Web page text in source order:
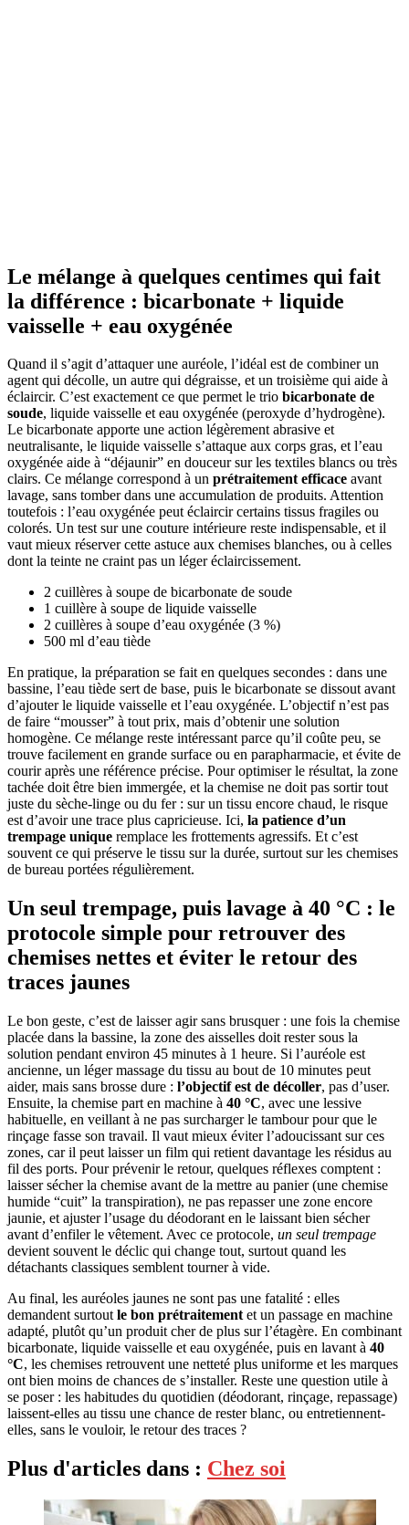
Le mélange à quelques centimes qui fait
la différence : bicarbonate + liquide
vaisselle + eau oxygénée
Quand il s’agit d’attaquer une auréole, l’idéal est de combiner un
agent qui décolle, un autre qui dégraisse, et un troisième qui aide à
éclaircir. C’est exactement ce que permet le trio bicarbonate de
soude, liquide vaisselle et eau oxygénée (peroxyde d’hydrogène).
Le bicarbonate apporte une action légèrement abrasive et
neutralisante, le liquide vaisselle s’attaque aux corps gras, et l’eau
oxygénée aide à “déjaunir” en douceur sur les textiles blancs ou très
clairs. Ce mélange correspond à un prétraitement efficace avant
lavage, sans tomber dans une accumulation de produits. Attention
toutefois : l’eau oxygénée peut éclaircir certains tissus fragiles ou
colorés. Un test sur une couture intérieure reste indispensable, et il
vaut mieux réserver cette astuce aux chemises blanches, ou à celles
dont la teinte ne craint pas un léger éclaircissement.
2 cuillères à soupe de bicarbonate de soude
1 cuillère à soupe de liquide vaisselle
2 cuillères à soupe d’eau oxygénée (3 %)
500 ml d’eau tiède
En pratique, la préparation se fait en quelques secondes : dans une
bassine, l’eau tiède sert de base, puis le bicarbonate se dissout avant
d’ajouter le liquide vaisselle et l’eau oxygénée. L’objectif n’est pas
de faire “mousser” à tout prix, mais d’obtenir une solution
homogène. Ce mélange reste intéressant parce qu’il coûte peu, se
trouve facilement en grande surface ou en parapharmacie, et évite de
courir après une référence précise. Pour optimiser le résultat, la zone
tachée doit être bien immergée, et la chemise ne doit pas sortir tout
juste du sèche-linge ou du fer : sur un tissu encore chaud, le risque
est d’avoir une trace plus capricieuse. Ici, la patience d’un
trempage unique remplace les frottements agressifs. Et c’est
souvent ce qui préserve le tissu sur la durée, surtout sur les chemises
de bureau portées régulièrement.
Un seul trempage, puis lavage à 40 °C : le
protocole simple pour retrouver des
chemises nettes et éviter le retour des
traces jaunes
Le bon geste, c’est de laisser agir sans brusquer : une fois la chemise
placée dans la bassine, la zone des aisselles doit rester sous la
solution pendant environ 45 minutes à 1 heure. Si l’auréole est
ancienne, un léger massage du tissu au bout de 10 minutes peut
aider, mais sans brosse dure : l’objectif est de décoller, pas d’user.
Ensuite, la chemise part en machine à 40 °C, avec une lessive
habituelle, en veillant à ne pas surcharger le tambour pour que le
rinçage fasse son travail. Il vaut mieux éviter l’adoucissant sur ces
zones, car il peut laisser un film qui retient davantage les résidus au
fil des ports. Pour prévenir le retour, quelques réflexes comptent :
laisser sécher la chemise avant de la mettre au panier (une chemise
humide “cuit” la transpiration), ne pas repasser une zone encore
jaunie, et ajuster l’usage du déodorant en le laissant bien sécher
avant d’enfiler le vêtement. Avec ce protocole, un seul trempage
devient souvent le déclic qui change tout, surtout quand les
détachants classiques semblent tourner à vide.
Au final, les auréoles jaunes ne sont pas une fatalité : elles
demandent surtout le bon prétraitement et un passage en machine
adapté, plutôt qu’un produit cher de plus sur l’étagère. En combinant
bicarbonate, liquide vaisselle et eau oxygénée, puis en lavant à 40
°C, les chemises retrouvent une netteté plus uniforme et les marques
ont bien moins de chances de s’installer. Reste une question utile à
se poser : les habitudes du quotidien (déodorant, rinçage, repassage)
laissent-elles au tissu une chance de rester blanc, ou entretiennent-
elles, sans le vouloir, le retour des traces ?
Plus d'articles dans : Chez soi